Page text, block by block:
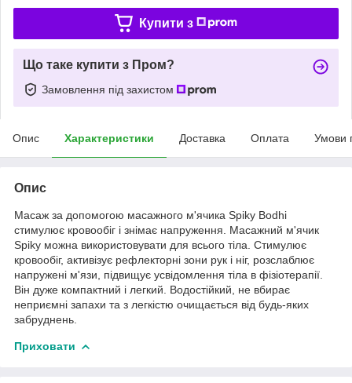
Купити з
Що таке купити з Пром?
Замовлення під захистом
Опис Характеристики Доставка Оплата Умови
Опис
Масаж за допомогою масажного м'ячика Spiky Bodhi
стимулює кровообіг і знімає напруження. Масажний м'ячик
Spiky можна використовувати для всього тіла. Стимулює
кровообіг, активізує рефлекторні зони рук і ніг, розслаблює
напружені м'язи, підвищує усвідомлення тіла в фізіотерапії.
Він дуже компактний і легкий. Водостійкий, не вбирає
неприємні запахи та з легкістю очищається від будь-яких
забруднень.
Приховати